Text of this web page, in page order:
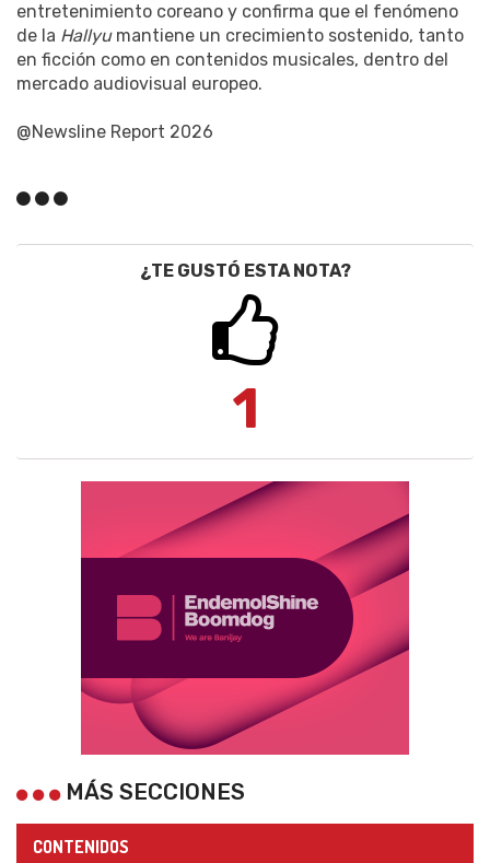
entretenimiento coreano y confirma que el fenómeno
de la Hallyumantiene un crecimiento sostenido, tanto
en ficción como en contenidos musicales, dentro del
mercado audiovisual europeo.
@Newsline Report 2026
¿TE GUSTÓ ESTA NOTA?
1
MÁS SECCIONES
CONTENIDOS